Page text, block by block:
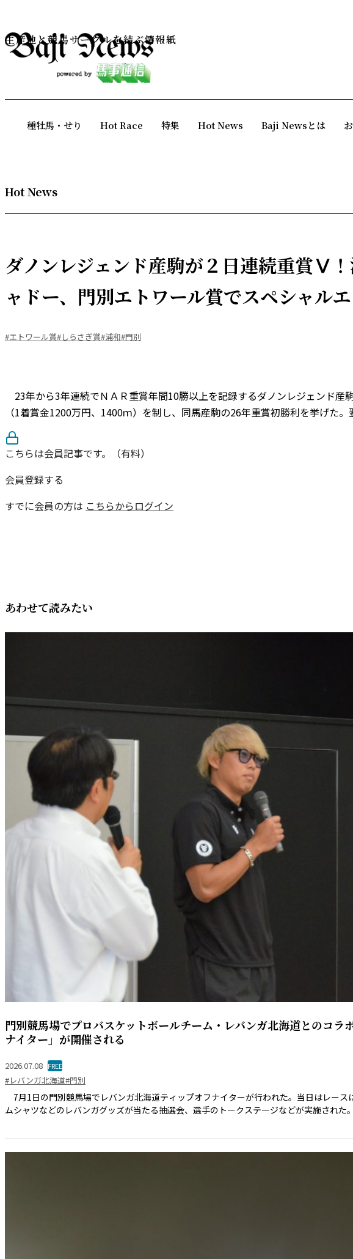
生産地と競馬サークルを結ぶ情報紙
種牡馬・せり Hot Race 特集 Hot News Baji Newsとは
Hot News
ダノンレジェンド産駒が２日連続重賞Ⅴ
ャドー、門別エトワール賞でスペシャル
#エトワール賞#しらさぎ賞#浦和#門別
23年から3年連続でＮＡＲ重賞年間10勝以上を記録するダノンレジェンド産
（1着賞金1200万円、1400ｍ）を制し、同馬産駒の26年重賞初勝利を挙げた
こちらは会員記事です。（有料）
会員登録する
すでに会員の方は こちらからログイン
あわせて読みたい
門別競馬場でプロバスケットボールチーム・レバンガ北海道とのコラ
ナイター」が開催される
2026.07.08 FREE
#レバンガ北海道#門別
7月1日の門別競馬場でレバンガ北海道ティップオフナイターが行われた。当日はレー
ムシャツなどのレバンガグッズが当たる抽選会、選手のトークステージなどが実施され